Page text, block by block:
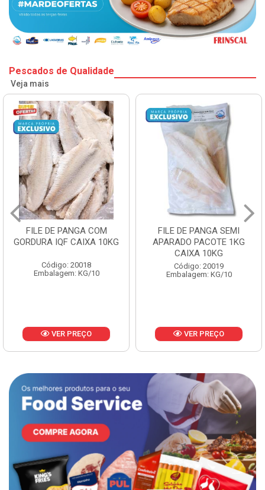
Pescados de Qualidade
Veja mais
FILE DE PANGA SEMI
APARADO PACOTE 1KG
Código: 20019
Embalagem: KG/10
VER PREÇO
POLACA DESFIADA
PESCAMARES PCT5KG
CX10KG
Código: 20161
Embalagem: KG/10
VER PREÇO